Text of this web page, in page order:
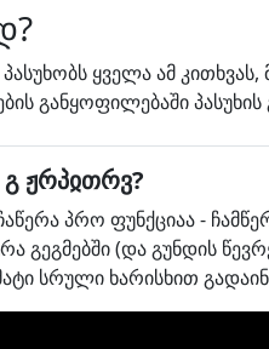
ყველა ამ
განყოფილებაში პასუხის
ჟრპჲთრვ?
პრო ფუნქციაა -
გეგმებში (და გუნდის
სრული ხარისხით